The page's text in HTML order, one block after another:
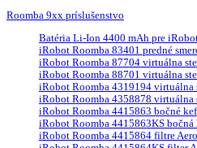
Roomba 9xx príslušenstvo
Batéria Li-Ion 4400 mAh pre
iRobot Roomba 83401 predné
iRobot Roomba 87704 virtuálna
iRobot Roomba 88701 virtuálna
iRobot Roomba 4319194 virtuálna
iRobot Roomba 4358878 virtuálna
iRobot Roomba 4415863 bočné
iRobot Roomba 4415863KS bočná
iRobot Roomba 4415864 filtre